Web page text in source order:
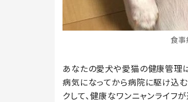
食事
あなたの愛犬や愛猫の健康管理
病気になってから病院に駆け込
クして、健康なワンニャンライフ